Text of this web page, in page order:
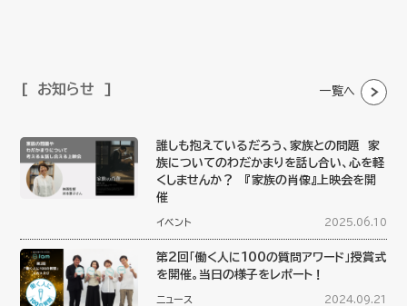
お知らせ 一覧へ
誰しも抱えているだろう、家族との問題 家
族についてのわだかまりを話し合い、心を軽
くしませんか？ 『家族の肖像』上映会を開
催
イベント 2025.06.10
第2回「働く人に100の質問アワード」授賞式
を開催。当日の様子をレポート！
ニュース 2024.09.21